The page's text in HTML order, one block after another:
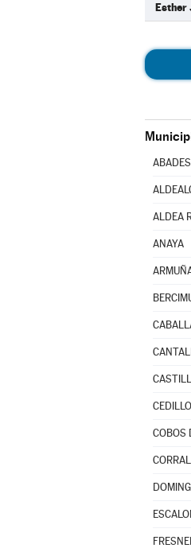
Esther
ABADES
ALDEA
ANAYA
COBOS